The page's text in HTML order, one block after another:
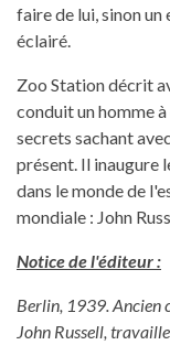
faire de lui, sinon
éclairé.
Zoo Station décrit
conduit un homme
secrets sachant
présent. Il inaugure
dans le monde de
mondiale : John
Notice de l'éditeur :
Berlin, 1939. Ancien
John Russell,